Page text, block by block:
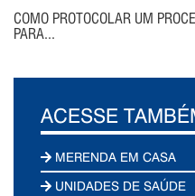
COMO PROTOCOLAR UM
PARA...
ACESSE
MERENDA EM CASA
UNIDADES DE SAÚDE